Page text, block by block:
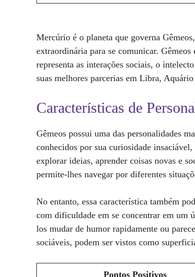
Mercúrio é o planeta que governa
extraordinária para se comunicar. Gêmeos
representa as interações sociais, o
suas melhores parcerias em Libra,
Características de
Gêmeos possui uma das personalidades
conhecidos por sua curiosidade
explorar ideias, aprender coisas novas e
permite-lhes navegar por diferentes
No entanto, essa característica também
com dificuldade em se concentrar em um
los mudar de humor rapidamente ou
sociáveis, podem ser vistos como
Pontos Positivos